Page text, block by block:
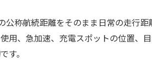
公称航続距離をそのまま日常の走行距
用、急加速、充電スポットの位置、
す。